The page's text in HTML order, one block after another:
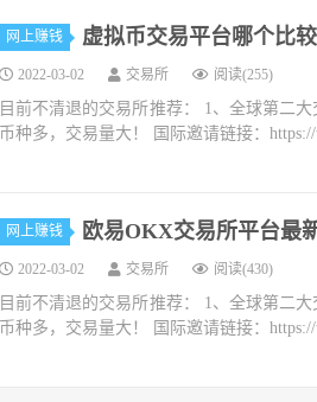
网上赚钱 虚拟币交易平台哪个比较
2022-03-02 交易所 阅读(255)
目前不清退的交易所推荐： 1、全球第二
币种多，交易量大！ 国际邀请链接：
网上赚钱 欧易OKX交易所平台最
2022-03-02 交易所 阅读(430)
目前不清退的交易所推荐： 1、全球第二
币种多，交易量大！ 国际邀请链接：